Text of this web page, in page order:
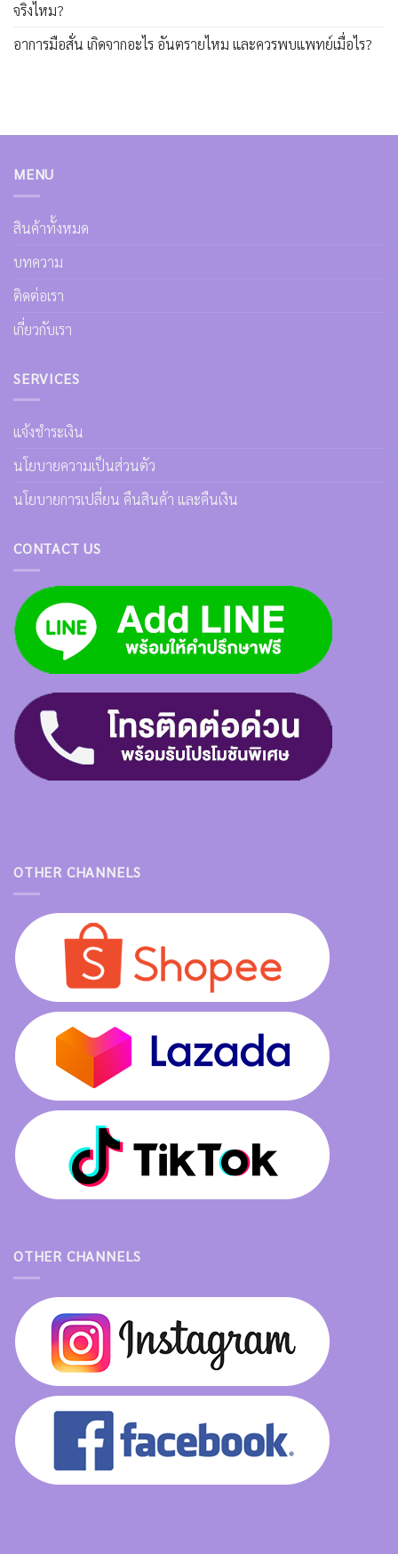
จริงไหม?
อาการมือสั่น เกิดจากอะไร อันตรายไหม และควรพบแพทย์เมื่อไร?
MENU
สินค้าทั้งหมด
บทความ
ติดต่อเรา
เกี่ยวกับเรา
SERVICES
แจ้งชำระเงิน
นโยบายความเป็นส่วนตัว
นโยบายการเปลี่ยน คืนสินค้า และคืนเงิน
CONTACT US
OTHER CHANNELS
OTHER CHANNELS